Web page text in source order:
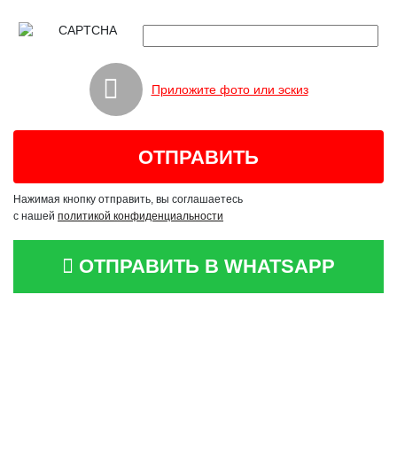
Приложите фото или эскиз
Нажимая кнопку отправить, вы соглашаетесь
с нашей политикой конфиденциальности
ОТПРАВИТЬ В WHATSAPP